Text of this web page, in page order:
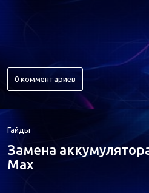
0 комментариев
Гайды
Замена
Max